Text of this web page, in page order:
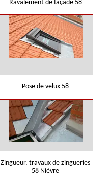
Ravalement de façade 58
Pose de velux 58
Zingueur, travaux de zingueries
58 Nièvre